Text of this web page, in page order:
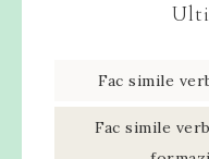
Fac simile
Fac simile